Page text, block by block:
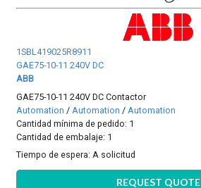
1SBL419025R8911
GAE75-10-11 240V DC
ABB
GAE75-10-11 240V DC Contactor
Automation / Automation / Automation
Cantidad mínima de pedido: 1
Cantidad de embalaje: 1
Tiempo de espera: A solicitud
REQUEST QUOTE